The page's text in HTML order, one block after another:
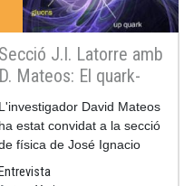
Secció J.I. Latorre amb
D. Mateos: El quark-
gluon plasma.
Resum
L'investigador David Mateos
ha estat convidat a la secció
física de José Ignacio
Secció, del
programa "Aquí, amb Josep
Entrevista